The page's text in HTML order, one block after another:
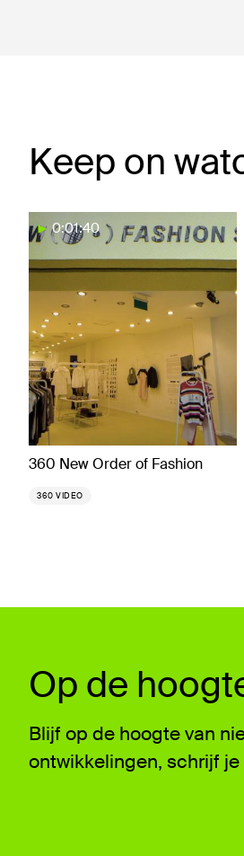
Keep on
0:01:40
360 New Order of Fashion
360 VIDEO
Op de
Blijf op de hoogte van
ontwikkelingen, schrijf